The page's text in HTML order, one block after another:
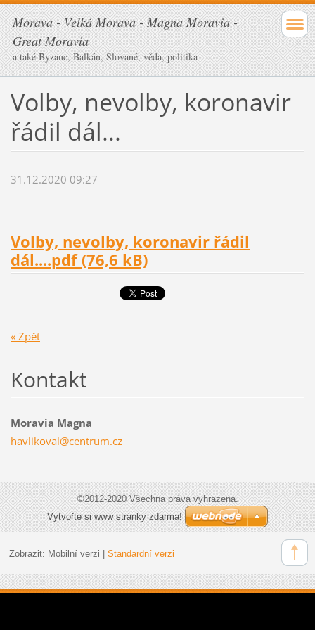
Morava - Velká Morava - Magna Moravia -
Great Moravia
a také Byzanc, Balkán, Slované, věda, politika
Volby, nevolby, koronavir
řádil dál...
31.12.2020 09:27
Volby, nevolby, koronavir řádil
dál....pdf (76,6 kB)
« Zpět
Kontakt
Moravia Magna
havlikoval@centrum.cz
©2012-2020 Všechna práva vyhrazena.
Vytvořte si www stránky zdarma!
Zobrazit: Mobilní verzi Standardní verzi